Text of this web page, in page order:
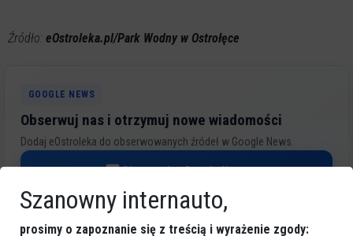
Źródło: eOstroleka.pl/Park Wodny w Ostrołęce
GOOGLE NEWS
Obserwuj nas i otrzymuj nowe wiadomości
Dodaj eOstroleka do obserwowanych źródeł w Google News.
Obserwuj w Google News
Szanowny internauto,
prosimy o zapoznanie się z treścią i wyrażenie zgody: